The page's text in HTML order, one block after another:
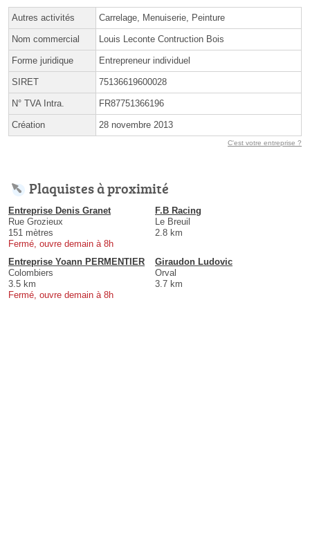
Autres activités Carrelage, Menuiserie, Peinture
Nom commercial Louis Leconte Contruction Bois
Forme juridique Entrepreneur individuel
SIRET 75136619600028
N° TVA Intra. FR87751366196
Création 28 novembre 2013
C'est votre entreprise ?
Plaquistes à proximité
Entreprise Denis Granet
Rue Grozieux
151 mètres
Fermé, ouvre demain à 8h
F.B Racing
Le Breuil
2.8 km
Entreprise Yoann PERMENTIER
Colombiers
3.5 km
Fermé, ouvre demain à 8h
Giraudon Ludovic
Orval
3.7 km